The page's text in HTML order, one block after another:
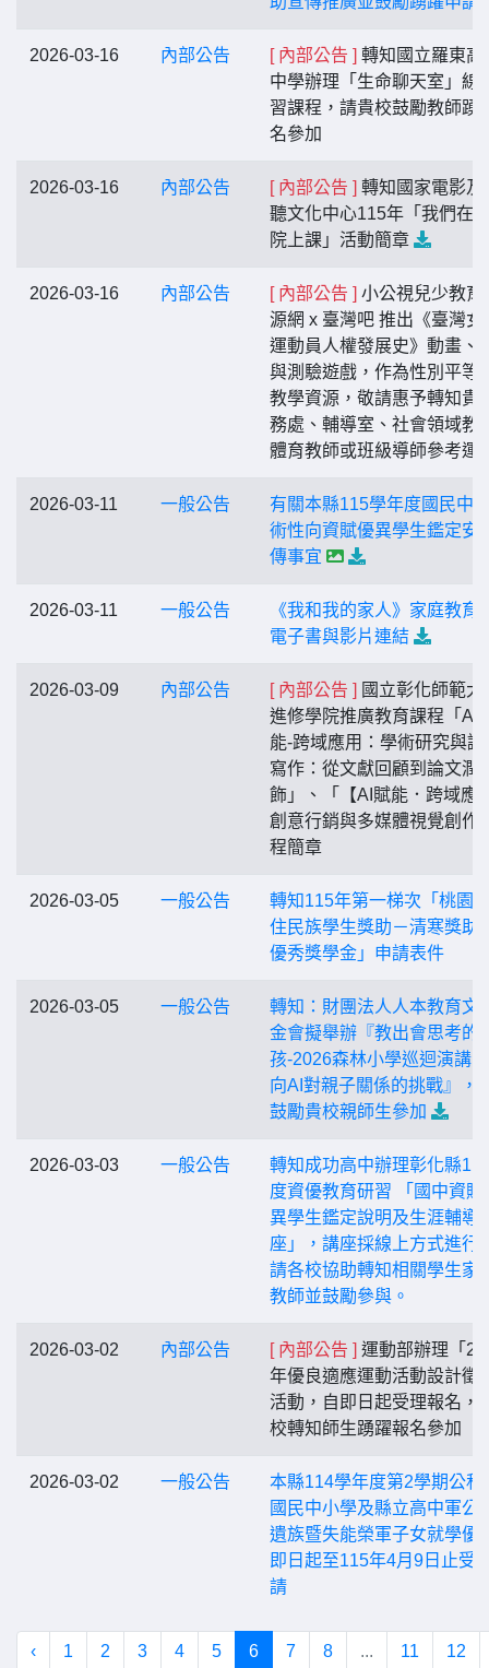
2026-03-16 內部公告 [ 內部公告 ] 轉知國立羅東高
中學辦理「生命聊天室」線
習課程，請貴校鼓勵教師踴
名參加
2026-03-16 內部公告 [ 內部公告 ] 轉知國家電影及
聽文化中心115年「我們在
院上課」活動簡章
2026-03-16 內部公告 [ 內部公告 ] 小公視兒少教育
源網 x 臺灣吧 推出《臺灣女
運動員人權發展史》動畫、
與測驗遊戲，作為性別平等
教學資源，敬請惠予轉知貴
務處、輔導室、社會領域教
體育教師或班級導師參考運
2026-03-11 一般公告
有關本縣115學年度國民中
術性向資賦優異學生鑑定安
傳事宜
2026-03-11 一般公告
《我和我的家人》家庭教育
電子書與影片連結
2026-03-09 內部公告 [ 內部公告 ] 國立彰化師範大
進修學院推廣教育課程「AI
能-跨域應用：學術研究與論
寫作：從文獻回顧到論文潤
飾」、「【AI賦能．跨域應
創意行銷與多媒體視覺創作
程簡章
2026-03-05 一般公告
轉知115年第一梯次「桃園
住民族學生獎助－清寒獎助
優秀獎學金」申請表件
2026-03-05 一般公告
轉知：財團法人人本教育文
金會擬舉辦『教出會思考的
孩-2026森林小學巡迴演講
向AI對親子關係的挑戰』，
鼓勵貴校親師生參加
2026-03-03 一般公告
轉知成功高中辦理彰化縣
度資優教育研習 「國中資賦
異學生鑑定說明及生涯輔導
座」，講座採線上方式進行
請各校協助轉知相關學生家
教師並鼓勵參與。
2026-03-02 內部公告 [ 內部公告 ] 運動部辦理「
年優良適應運動活動設計徵
活動，自即日起受理報名，
校轉知師生踴躍報名參加
2026-03-02 一般公告
本縣114學年度第2學期公私
國民中小學及縣立高中軍公
遺族暨失能榮軍子女就學優
即日起至115年4月9日止受
請
‹ 1 2 3 4 5 6 7 8 ... 11 12